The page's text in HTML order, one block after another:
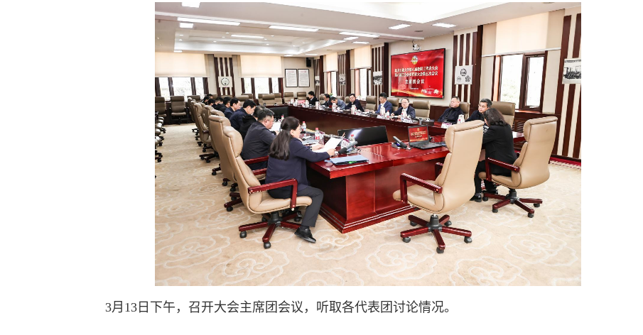
3月13日下午，召开大会主席团会议，听取各代表团讨论情况。